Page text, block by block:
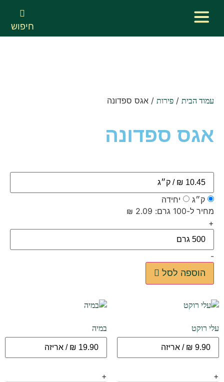
חיפוש
עמוד הבית / פירות / אגס ספדונה
אגס ספדונה
ק״ג יחידה
מחיר ל-100 גרם: 2.09 ₪
+
-
הוספה לסל
עלי רוקט
+
במיה
+